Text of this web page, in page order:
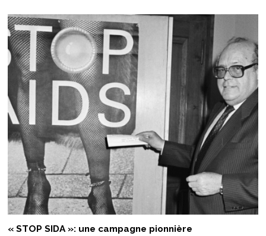
« STOP SIDA »: une campagne pionnière